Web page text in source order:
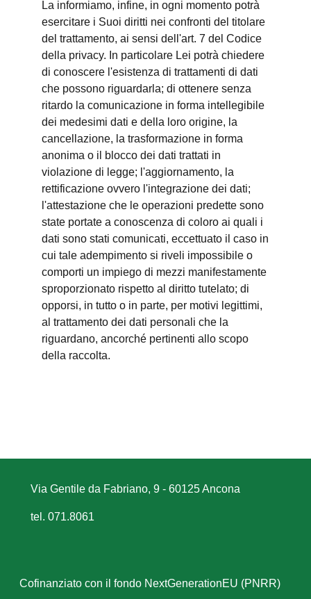
La informiamo, infine, in ogni momento potrà
esercitare i Suoi diritti nei confronti del titolare
del trattamento, ai sensi dell'art. 7 del Codice
della privacy. In particolare Lei potrà chiedere
di conoscere l'esistenza di trattamenti di dati
che possono riguardarla; di ottenere senza
ritardo la comunicazione in forma intellegibile
dei medesimi dati e della loro origine, la
cancellazione, la trasformazione in forma
anonima o il blocco dei dati trattati in
violazione di legge; l'aggiornamento, la
rettificazione ovvero l'integrazione dei dati;
l'attestazione che le operazioni predette sono
state portate a conoscenza di coloro ai quali i
dati sono stati comunicati, eccettuato il caso in
cui tale adempimento si riveli impossibile o
comporti un impiego di mezzi manifestamente
sproporzionato rispetto al diritto tutelato; di
opporsi, in tutto o in parte, per motivi legittimi,
al trattamento dei dati personali che la
riguardano, ancorché pertinenti allo scopo
della raccolta.
Via Gentile da Fabriano, 9 - 60125 Ancona
tel. 071.8061
Cofinanziato con il fondo NextGenerationEU (PNRR)